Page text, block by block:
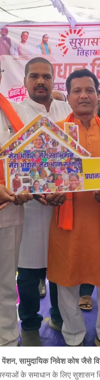
पेंशन, सामुदायिक निवेश कोष जैसे
के समाधान के लिए सुशासन